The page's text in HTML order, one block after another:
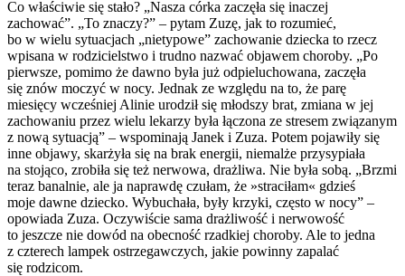
Co właściwie się stało? „Nasza córka zaczęła się inaczej
zachować”. „To znaczy?” – pytam Zuzę, jak to rozumieć,
bo w wielu sytuacjach „nietypowe” zachowanie dziecka to rzecz
wpisana w rodzicielstwo i trudno nazwać objawem choroby. „Po
pierwsze, pomimo że dawno była już odpieluchowana, zaczęła
się znów moczyć w nocy. Jednak ze względu na to, że parę
miesięcy wcześniej Alinie urodził się młodszy brat, zmiana w jej
zachowaniu przez wielu lekarzy była łączona ze stresem związanym
z nową sytuacją” – wspominają Janek i Zuza. Potem pojawiły się
inne objawy, skarżyła się na brak energii, niemalże przysypiała
na stojąco, zrobiła się też nerwowa, drażliwa. Nie była sobą. „Brzmi
teraz banalnie, ale ja naprawdę czułam, że »straciłam« gdzieś
moje dawne dziecko. Wybuchała, były krzyki, często w nocy” –
opowiada Zuza. Oczywiście sama drażliwość i nerwowość
to jeszcze nie dowód na obecność rzadkiej choroby. Ale to jedna
z czterech lampek ostrzegawczych, jakie powinny zapalać
się rodzicom.